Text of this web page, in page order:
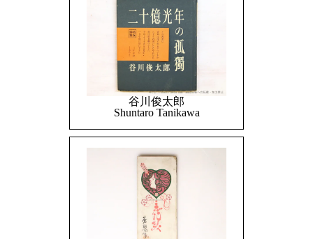
谷川俊太郎
Shuntaro Tanikawa